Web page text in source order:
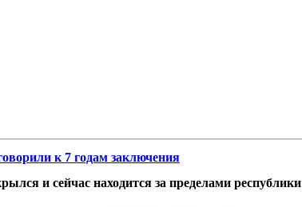
к 7 годам заключения
и сейчас находится за пределами республики